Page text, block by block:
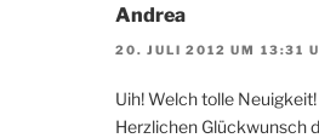
Andrea
20. JULI 2012 UM 13:31
Uih! Welch tolle Neuigkeit!
Herzlichen Glückwunsch